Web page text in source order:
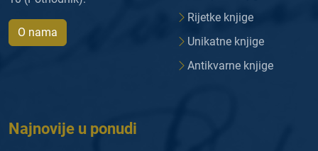
O nama
Rijetke knjige
Unikatne knjige
Antikvarne knjige
Najnovije u ponudi